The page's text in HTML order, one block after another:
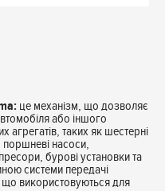
це механізм, що дозволяє
або іншого
таких як шестерні
поршневі насоси,
бурові установки та
системи передачі
що використовуються для